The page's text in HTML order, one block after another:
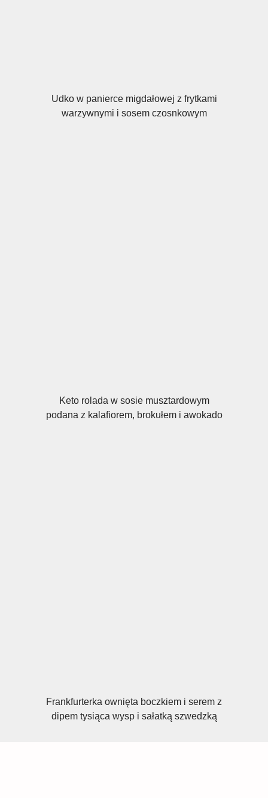
Udko w panierce migdałowej z frytkami
warzywnymi i sosem czosnkowym
Keto rolada w sosie musztardowym
podana z kalafiorem, brokułem i awokado
Frankfurterka ownięta boczkiem i serem z
dipem tysiąca wysp i sałatką szwedzką